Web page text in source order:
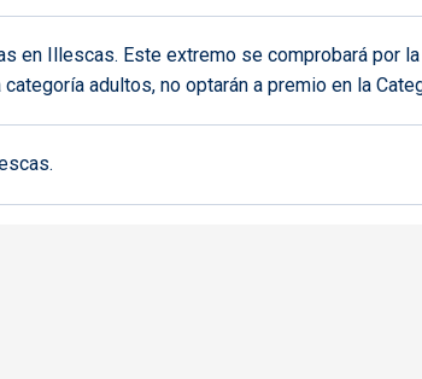
en Illescas. Este extremo se comprobará por
adultos, no optarán a premio en la